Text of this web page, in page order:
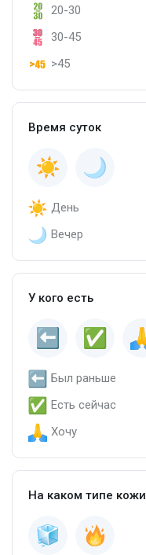
20-30
30-45
>45
Время суток
День
Вечер
У кого есть
Был раньше
Есть сейчас
Хочу
На каком типе